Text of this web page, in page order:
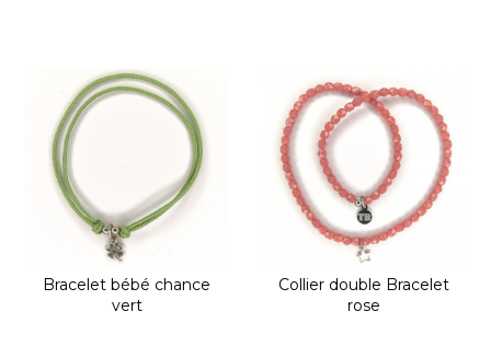
Bracelet bébé chance
vert
Collier double Bracelet
rose